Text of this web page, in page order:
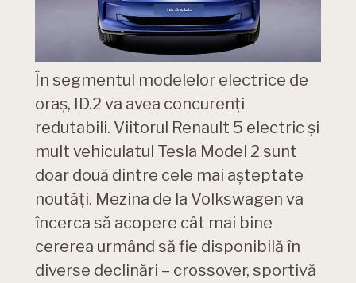
În segmentul modelelor electrice de
oraș, ID.2 va avea concurenți
redutabili. Viitorul Renault 5 electric și
mult vehiculatul Tesla Model 2 sunt
doar două dintre cele mai așteptate
noutăți. Mezina de la Volkswagen va
încerca să acopere cât mai bine
cererea urmând să fie disponibilă în
diverse declinări – crossover, sportivă